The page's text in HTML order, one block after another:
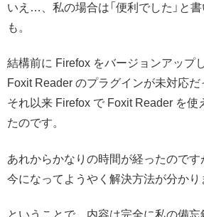
いえ…、私の場合は「便利でした」と
も。
結構前に Firefox をバージョンアップ
Foxit Reader のプラグインが未対応だ
それ以来 Firefox で Foxit Reader を使
たのです。
あれからかなりの時間が経ったのです
今になってようやく解決方法が分かり